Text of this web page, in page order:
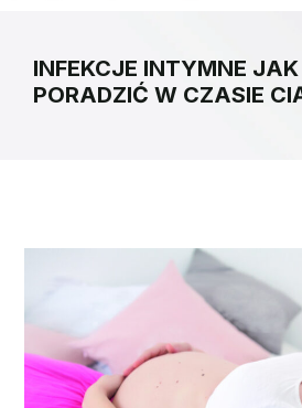
INFEKCJE INTYMNE
PORADZIĆ W CZASIE